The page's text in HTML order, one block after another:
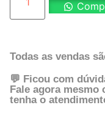
Todas as vendas
💬 Ficou com
Fale agora mesmo
tenha o